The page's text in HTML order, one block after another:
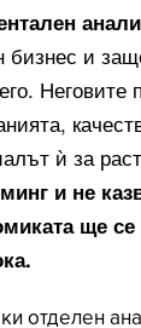
бизнес и
Неговите
ѝ за
и не
ще
отделен